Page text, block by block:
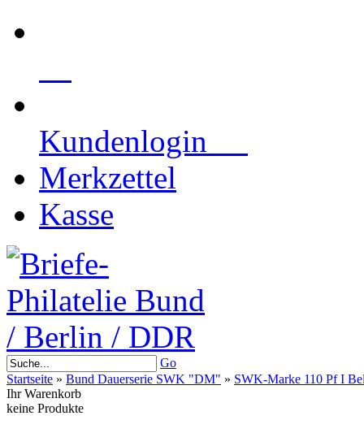
Kundenlogin
Merkzettel
Kasse
Go
Startseite » Bund Dauerserie SWK "DM" » SWK-Marke 110 Pf I
Ihr Warenkorb
keine Produkte